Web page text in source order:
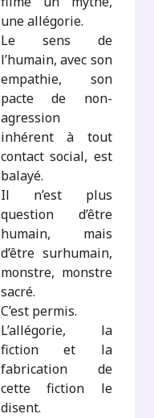
une allégorie.
Le sens de
l’humain, avec son
empathie, son
pacte de non-
agression
inhérent à tout
contact social, est
balayé.
Il n’est plus
question d’être
humain, mais
d’être surhumain,
monstre, monstre
sacré.
C’est permis.
L’allégorie, la
fiction et la
fabrication de
cette fiction le
disent.